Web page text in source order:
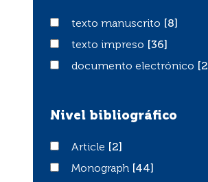
texto manuscrito
texto manuscrito
[8]
texto impreso
texto impreso
[36]
documento electrónico
documento electrónico [2]
Nivel bibliográfico
ArticleArticle
[2]
Monograph
Monograph [44]